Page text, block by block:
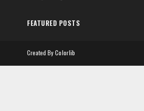
FEATURED POSTS
Created ByColorlib